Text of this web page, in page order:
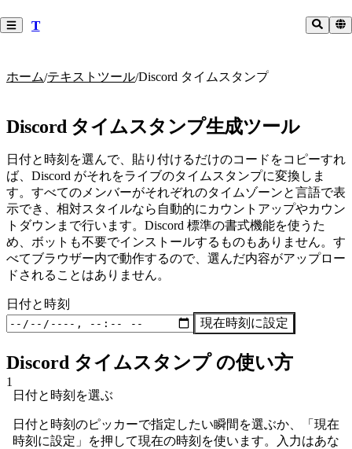
T
ホーム/テキストツール/Discord タイムスタンプ
Discord タイムスタンプ生成ツール
日付と時刻を選んで、貼り付けるだけのコードをコピーすれ
ば、Discord がそれをライブのタイムスタンプに変換しま
す。すべてのメンバーがそれぞれのタイムゾーンと言語で表
示でき、相対スタイルなら自動的にカウントアップやカウン
トダウンまで行います。Discord 標準の書式機能を使うた
め、ボットも不要でインストールするものもありません。す
べてブラウザー内で動作するので、選んだ内容がアップロー
ドされることはありません。
日付と時刻
現在時刻に設定
Discord タイムスタンプ の使い方
1
日付と時刻を選ぶ
日付と時刻のピッカーで指定したい瞬間を選ぶか、「現在
時刻に設定」を押して現在の時刻を使います。入力はあな